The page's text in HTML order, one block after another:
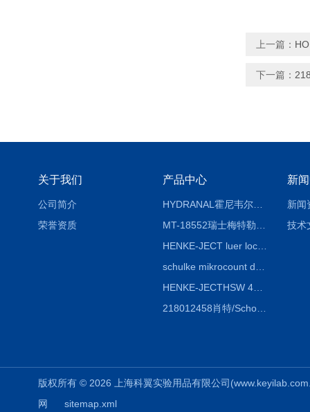
上一篇：
下一篇：
关于我们
公司简介
荣誉资质
产品中心
HYDRANAL霍尼韦尔Fluka 34696-25G固体水标 二水合物
HENKE-JECT luer lock鲁尔锁注射器 4200-X00V0 20mL（24ml）
HENKE-JECTHSW 4020.X00V0 2ml（3mL）鲁尔锁注射器
218012458肖特/Schott duran蓝盖试剂瓶100ml，透明
新
新闻
技术
版权所有 © 2026 上海科翼实验用品有限公司
网
sitemap.xml